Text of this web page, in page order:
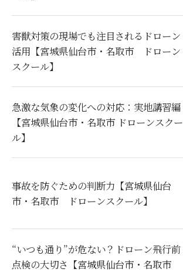
害獣対策の現場でも注目されるドローン
活用【宮城県仙台市・名取市 ドローン
スクール】
急激な気象の変化への対応：実地講習編
【宮城県仙台市・名取市 ドローンスクー
ル】
事故を防ぐための判断力【宮城県仙台
市・名取市 ドローンスクール】
“いつも通り”が危ない？ドローン飛行前
点検の大切さ【宮城県仙台市・名取市